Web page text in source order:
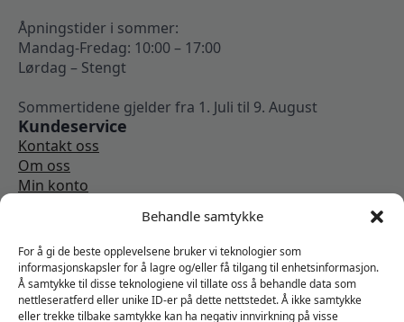
Behandle samtykke
For å gi de beste opplevelsene bruker vi teknologier som
informasjonskapsler for å lagre og/eller få tilgang til enhetsinformasjon.
Å samtykke til disse teknologiene vil tillate oss å behandle data som
nettleseratferd eller unike ID-er på dette nettstedet. Å ikke samtykke
eller trekke tilbake samtykke kan ha negativ innvirkning på visse
Åpningstider i sommer:
Mandag-Fredag: 10:00 – 17:00
Lørdag – Stengt
Sommertidene gjelder fra 1. Juli til 9. August
Kundeservice
Kontakt oss
Om oss
Min konto
Vi er sosiale